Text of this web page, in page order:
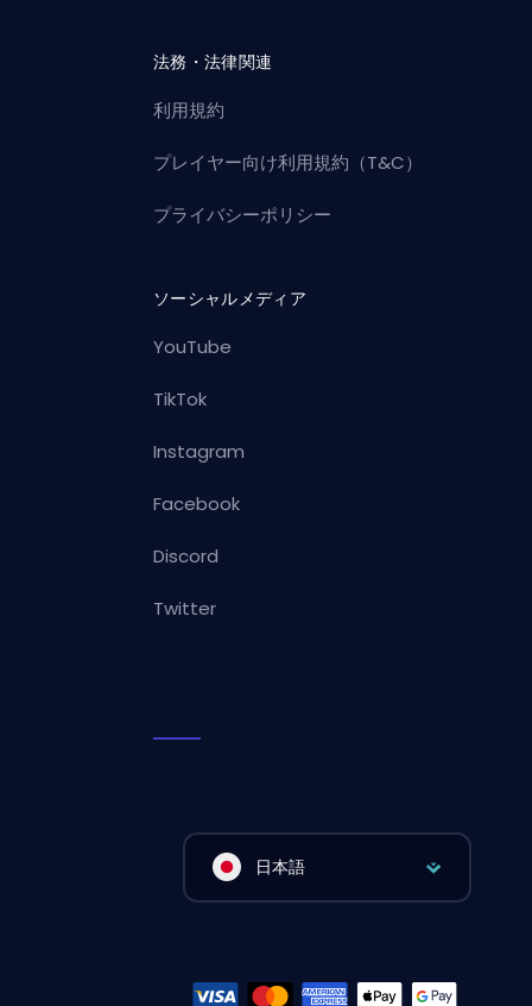
法務・法律関連
利用規約
プレイヤー向け利用規約（T&C）
プライバシーポリシー
ソーシャルメディア
YouTube
TikTok
Instagram
Facebook
Discord
Twitter
日本語